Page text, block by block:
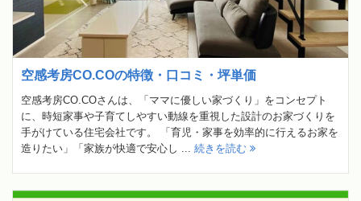
空感考房CO.COの特徴・口コミ・坪単価
空感考房CO.COさんは、「ママに優しい家づくり」をコンセプト
に、時短家事や子育てしやすい動線を重視した設計のお家づくりを
手がけている住宅会社です。 「育児・家事を効率的に行えるお家を
造りたい」「家族が快適で安心し ... 続きを読む